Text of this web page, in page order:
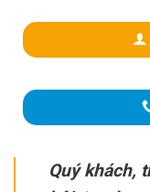
Quý khách,